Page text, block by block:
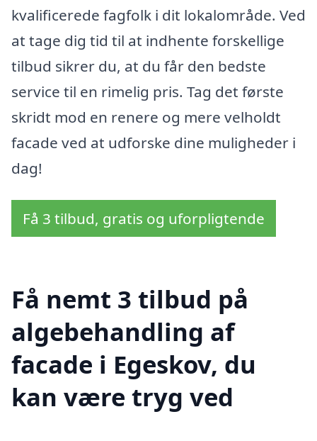
kvalificerede fagfolk i dit lokalområde. Ved
at tage dig tid til at indhente forskellige
tilbud sikrer du, at du får den bedste
service til en rimelig pris. Tag det første
skridt mod en renere og mere velholdt
facade ved at udforske dine muligheder i
dag!
Få 3 tilbud, gratis og uforpligtende
Få nemt 3 tilbud på
algebehandling af
facade i Egeskov, du
kan være tryg ved